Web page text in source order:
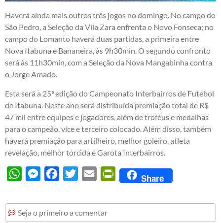
Haverá ainda mais outros três jogos no domingo. No campo do
São Pedro, a Seleção da Vila Zara enfrenta o Novo Fonseca; no
campo do Lomanto haverá duas partidas, a primeira entre
Nova Itabuna e Bananeira, às 9h30min. O segundo confronto
será às 11h30min, com a Seleção da Nova Mangabinha contra
o Jorge Amado.
Esta será a 25ª edição do Campeonato Interbairros de Futebol
de Itabuna. Neste ano será distribuída premiação total de R$
47 mil entre equipes e jogadores, além de troféus e medalhas
para o campeão, vice e terceiro colocado. Além disso, também
haverá premiação para artilheiro, melhor goleiro, atleta
revelação, melhor torcida e Garota Interbairros.
WhatsAppMessengerFacebook
Twitter Email PrintFriendly
Share
Seja o primeiro a comentar